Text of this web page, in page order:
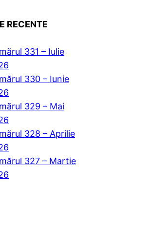
RECENTE
331 – Iulie
330 – Iunie
329 – Mai
328 – Aprilie
327 – Martie